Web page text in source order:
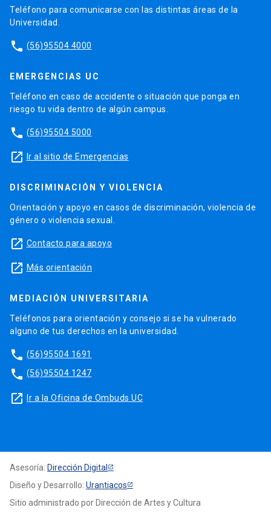
Teléfono para comunicarse con las distintas áreas de la
Universidad.
phone (56)95504 4000
EMERGENCIAS UC
Teléfono en caso de accidente o situación que ponga en
riesgo tu vida dentro de algún campus.
phone (56)95504 5000
launch Ir al sitio de Emergencias
DISCRIMINACIÓN Y VIOLENCIA
Orientación y apoyo en casos de discriminación, violencia de
género o violencia sexual.
launch Contacto para apoyo
launch Más orientación
MEDIACIÓN UNIVERSITARIA
Teléfonos para orientación y consejo si se ha vulnerado
alguno de tus derechos en la universidad.
phone (56)95504 1691
phone (56)95504 1247
launch Ir a la Oficina de Ombuds UC
Asesoría: Dirección Digital
Diseño y Desarrollo: Urantiacos
Sitio administrado por Dirección de Artes y Cultura